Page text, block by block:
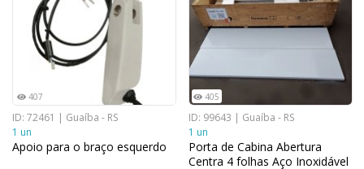
407
ID: 72461 | Guaíba - RS
1 un
Apoio para o braço esquerdo
405
ID: 99643 | Guaíba - RS
1 un
Porta de Cabina Abertura
Centra 4 folhas Aço Inoxidável